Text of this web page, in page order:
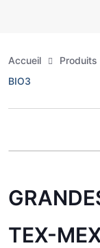
Accueil Produits
BIO3
TEX-